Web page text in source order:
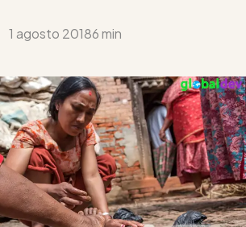
1 agosto 20186 min